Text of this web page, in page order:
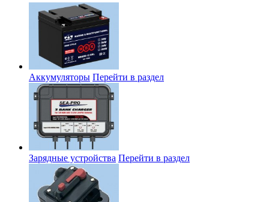
Аккумуляторы Перейти в раздел
Зарядные устройства Перейти в раздел